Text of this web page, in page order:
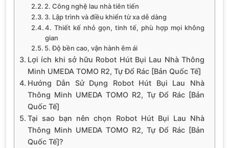
2. Công nghệ lau nhà tiên tiến
3. Lập trình và điều khiển từ xa dễ dàng
4. Thiết kế nhỏ gọn, tinh tế, phù hợp mọi không
gian
5. Độ bền cao, vận hành êm ái
Lợi ích khi sở hữu Robot Hút Bụi Lau Nhà Thông
Minh UMEDA TOMO R2, Tự Đổ Rác [Bản Quốc Tế]
Hướng Dẫn Sử Dụng Robot Hút Bụi Lau Nhà
Thông Minh UMEDA TOMO R2, Tự Đổ Rác [Bản
Quốc Tế]
Tại sao bạn nên chọn Robot Hút Bụi Lau Nhà
Thông Minh UMEDA TOMO R2, Tự Đổ Rác [Bản
Quốc Tế]?